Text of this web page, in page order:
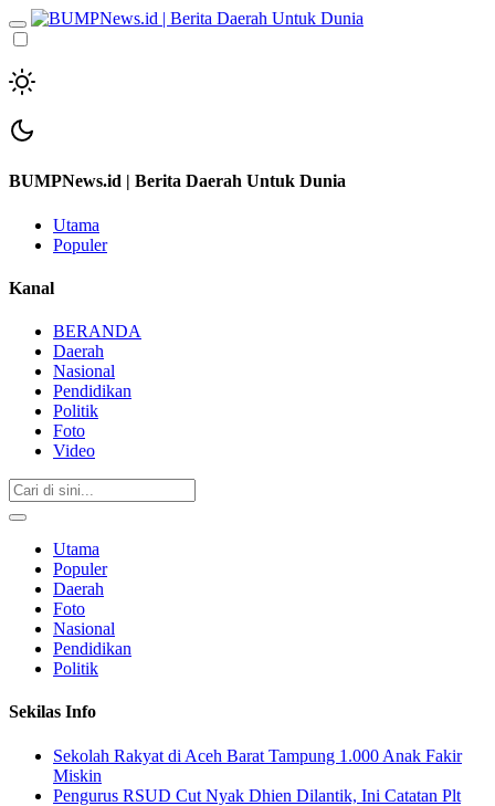
BUMPNews.id | Berita Daerah Untuk Dunia
Utama
Populer
Kanal
BERANDA
Daerah
Nasional
Pendidikan
Politik
Foto
Video
Utama
Populer
Daerah
Foto
Nasional
Pendidikan
Politik
Sekilas Info
Sekolah Rakyat di Aceh Barat Tampung 1.000 Anak Fakir
Miskin
Pengurus RSUD Cut Nyak Dhien Dilantik, Ini Catatan Plt